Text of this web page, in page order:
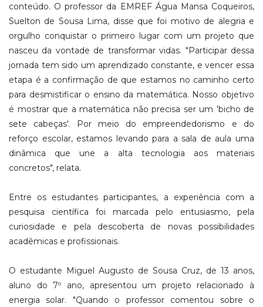
conteúdo. O professor da EMREF Água Mansa Coqueiros,
Suelton de Sousa Lima, disse que foi motivo de alegria e
orgulho conquistar o primeiro lugar com um projeto que
nasceu da vontade de transformar vidas. "Participar dessa
jornada tem sido um aprendizado constante, e vencer essa
etapa é a confirmação de que estamos no caminho certo
para desmistificar o ensino da matemática. Nosso objetivo
é mostrar que a matemática não precisa ser um 'bicho de
sete cabeças'. Por meio do empreendedorismo e do
reforço escolar, estamos levando para a sala de aula uma
dinâmica que une a alta tecnologia aos materiais
concretos", relata.
Entre os estudantes participantes, a experiência com a
pesquisa científica foi marcada pelo entusiasmo, pela
curiosidade e pela descoberta de novas possibilidades
acadêmicas e profissionais.
O estudante Miguel Augusto de Sousa Cruz, de 13 anos,
aluno do 7º ano, apresentou um projeto relacionado à
energia solar. "Quando o professor comentou sobre o